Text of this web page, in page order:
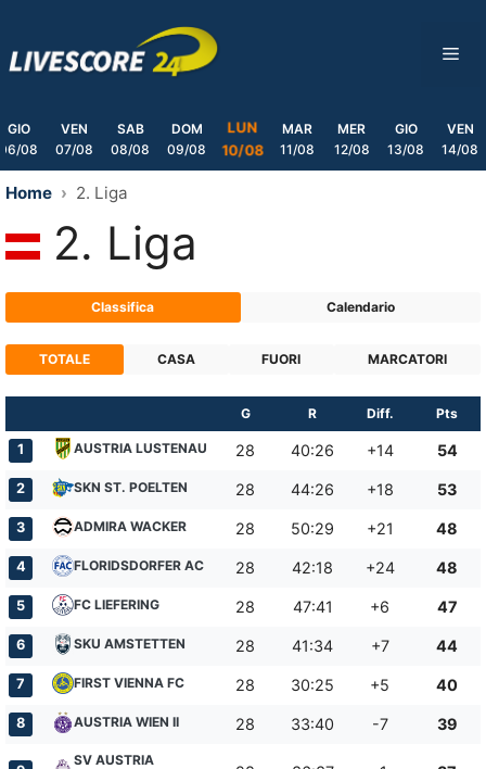
content
GIO
06/08
VEN
07/08
SAB
08/08
DOM
09/08
LUN
10/08
MAR
11/08
MER
12/08
GIO
13/08
VEN
14/08
Home 2. Liga
2. Liga
Classifica Calendario
TOTALE CASA FUORI MARCATORI
G R Diff. Pts
1 AUSTRIA LUSTENAU 28 40:26 +14 54
2 SKN ST. POELTEN 28 44:26 +18 53
3 ADMIRA WACKER 28 50:29 +21 48
4 FLORIDSDORFER AC 28 42:18 +24 48
5 FC LIEFERING 28 47:41 +6 47
6 SKU AMSTETTEN 28 41:34 +7 44
7 FIRST VIENNA FC 28 30:25 +5 40
8 AUSTRIA WIEN II 28 33:40 -7 39
SV AUSTRIA